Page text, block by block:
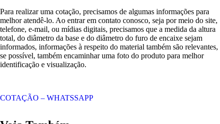
Para realizar uma cotação, precisamos de algumas informações para
melhor atendê-lo. Ao entrar em contato conosco, seja por meio do site,
telefone, e-mail, ou mídias digitais, precisamos que a medida da altura
total, do diâmetro da base e do diâmetro do furo de encaixe sejam
informados, informações à respeito do material também são relevantes,
se possível, também encaminhar uma foto do produto para melhor
identificação e visualização.
COTAÇÃO – WHATSSAPP